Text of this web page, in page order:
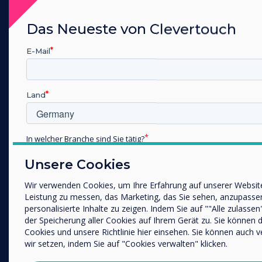
Großformat-Displays
Digital Signage
Raumbuchung
Unified Comms
Zubehör
Collaboration
Lösungen
Unternehmen
Einzelhandel
Gesundheitswesen
Weiterführende Schulen
Kundenberichte
Unsere Cookies
Wir verwenden Cookies, um Ihre Erfahrung auf unserer
Leistung zu messen, das Marketing, das Sie sehen,
personalisierte Inhalte zu zeigen. Indem Sie auf ""Alle
der Speicherung aller Cookies auf Ihrem Gerät zu. Sie können
Cookies und unsere Richtlinie hier einsehen. Sie können auch
wir setzen, indem Sie auf "Cookies verwalten" klicken.
Das Neueste von Clevertouch
E-Mail
Land
In welcher Branche sind Sie tätig?
Unternehmen / Wirtschaft
Sonstiges
Name Unternehmen/Einrichtung
Wir möchten Sie gerne per E-Mail, Telefon oder Post